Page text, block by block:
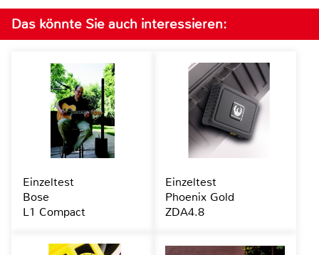
Das könnte Sie auch interessieren:
Einzeltest
Bose
L1 Compact
Einzeltest
Phoenix Gold
ZDA4.8